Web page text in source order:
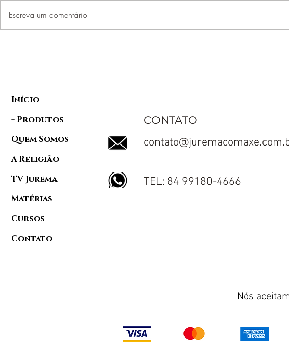
Escreva um comentário
Início
+ Produtos
Quem Somos
A Religião
TV Jurema
Matérias
Cursos
Contato
CONTATO
TEL: 84 99180-4666
Nós